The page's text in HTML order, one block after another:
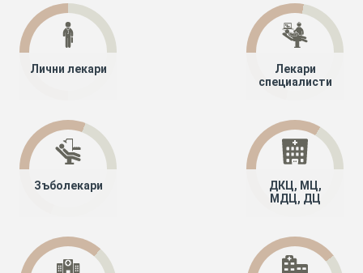
Лични лекари
Лекари
специалисти
Зъболекари
ДКЦ, МЦ,
МДЦ, ДЦ